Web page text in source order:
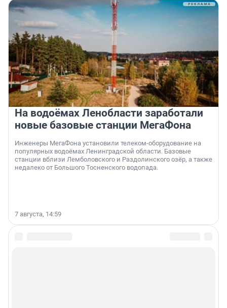
На водоёмах Ленобласти заработали
новые базовые станции МегаФона
Инженеры МегаФона установили телеком-оборудование на
популярных водоёмах Ленинградской области. Базовые
станции вблизи Лемболовского и Раздолинского озёр, а также
недалеко от Большого Тосненского водопада.
7 августа, 14:59